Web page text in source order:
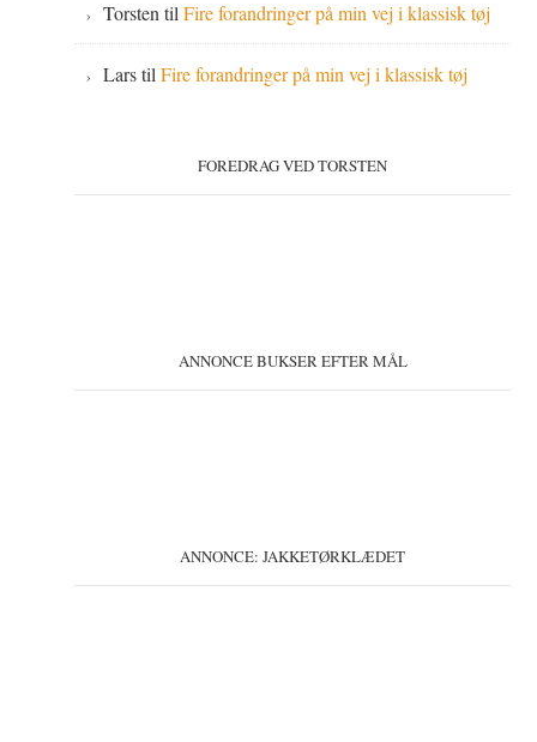
Torsten tilFire forandringer på min vej i klassisk tøj
LarstilFire forandringer på min vej i klassisk tøj
FOREDRAG VED TORSTEN
ANNONCE BUKSER EFTER MÅL
ANNONCE: JAKKETØRKLÆDET